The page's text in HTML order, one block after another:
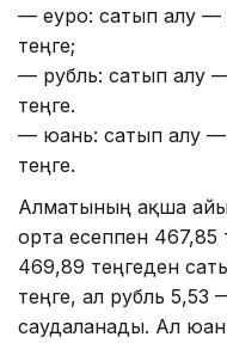
— еуро: сатып алу —
теңге;
— рубль: сатып алу
теңге.
— юань: сатып алу —
теңге.
Алматының ақша
орта есеппен
469,89 теңгеден
теңге, ал рубль 5,53
саудаланады. Ал